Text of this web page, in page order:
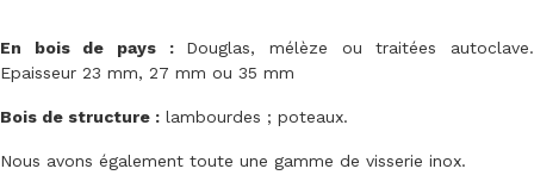
En bois de pays : Douglas, mélèze ou traitées autoclave.
Epaisseur 23 mm, 27 mm ou 35 mm
Bois de structure : lambourdes ; poteaux.
Nous avons également toute une gamme de visserie inox.